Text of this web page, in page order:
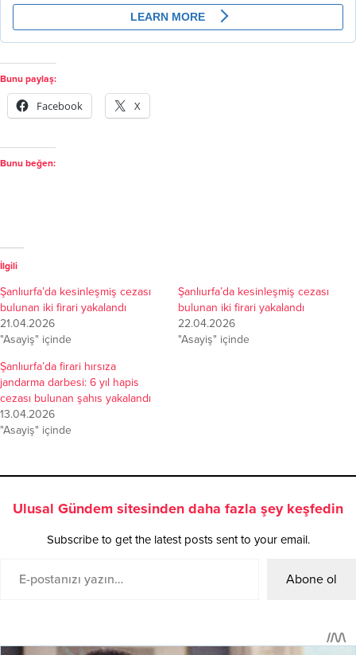
Bunu paylaş:
Facebook X
Bunu beğen:
İlgili
Şanlıurfa’da kesinleşmiş cezası
bulunan iki firari yakalandı
21.04.2026
"Asayiş" içinde
Şanlıurfa’da kesinleşmiş cezası
bulunan iki firari yakalandı
22.04.2026
"Asayiş" içinde
Şanlıurfa’da firari hırsıza
jandarma darbesi: 6 yıl hapis
cezası bulunan şahıs yakalandı
13.04.2026
"Asayiş" içinde
Ulusal Gündem sitesinden daha fazla şey keşfedin
Subscribe to get the latest posts sent to your email.
Abone ol